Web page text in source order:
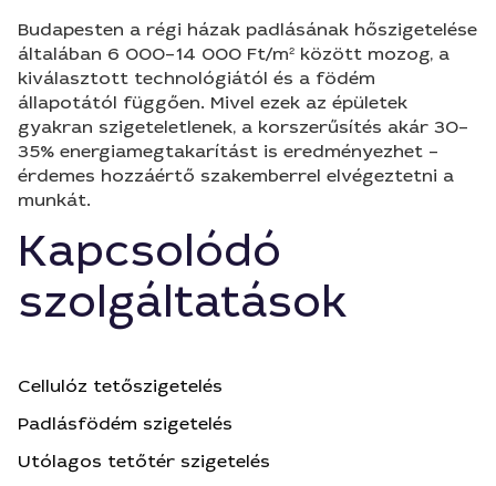
Budapesten a régi házak padlásának hőszigetelése
általában 6 000–14 000 Ft/m² között mozog, a
kiválasztott technológiától és a födém
állapotától függően. Mivel ezek az épületek
gyakran szigeteletlenek, a korszerűsítés akár 30–
35% energiamegtakarítást is eredményezhet –
érdemes hozzáértő szakemberrel elvégeztetni a
munkát.
Kapcsolódó
szolgáltatások
Cellulóz tetőszigetelés
Padlásfödém szigetelés
Utólagos tetőtér szigetelés